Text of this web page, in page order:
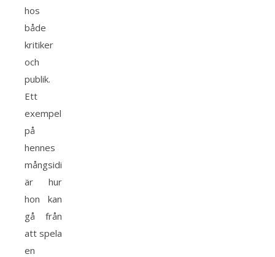
hos
både
kritiker
och
publik.
Ett
exempel
på
hennes
mångsidighet
är hur
hon kan
gå från
att spela
en